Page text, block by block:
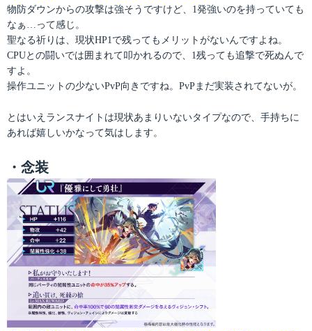
物防ダウンからの攻撃は強そうですけど、1発強いのを持っていても
なぁ…って感じ。
聖なる祈りは、現状HP1で残ってもメリットがないんですよね。
CPUとの闘いでは囲まれて叩かれるので、1残っても追撃で死ぬんで
すよ。
操作ユニットの少ないPvP向きですね。PvPまだ実装されてないが。
とはいえランスナイトは現状あまりいないタイプなので、手持ちに
あれば嬉しいかなって気はします。
・念装